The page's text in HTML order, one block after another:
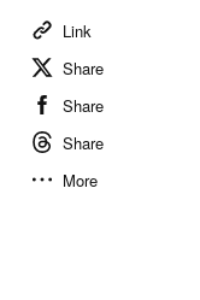
Link
Share
Share
Share
More